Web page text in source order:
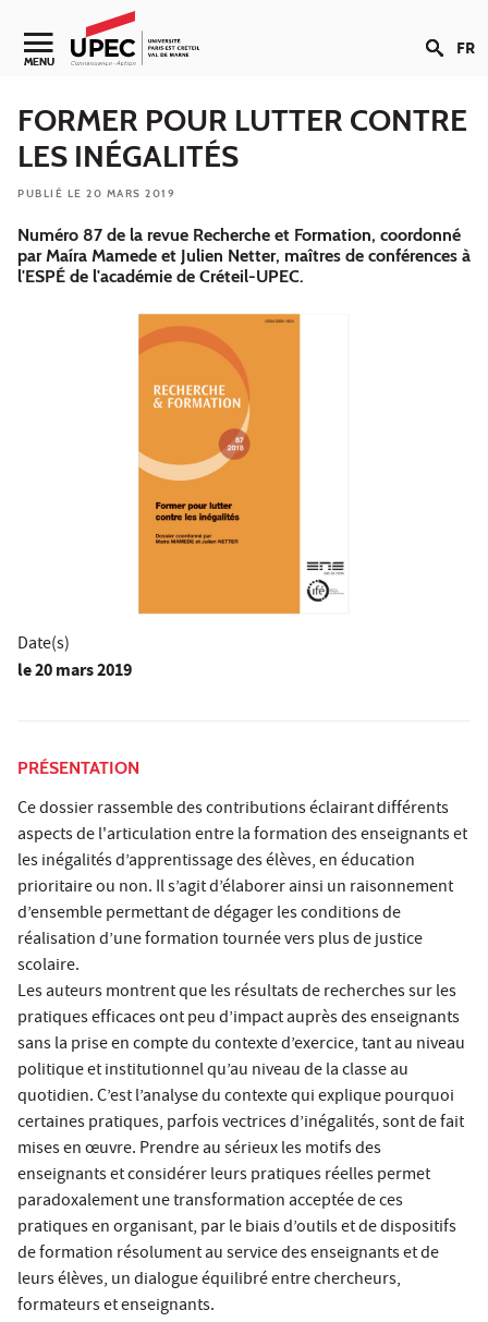
Aller au contenu
Navigation secondaire
MENU FR
FORMER POUR LUTTER CONTRE
LES INÉGALITÉS
PUBLIÉ LE 20 MARS 2019
Numéro 87 de la revue Recherche et Formation, coordonné
par Maíra Mamede et Julien Netter, maîtres de conférences à
l'ESPÉ de l'académie de Créteil-UPEC.
Date(s)
le20 mars 2019
PRÉSENTATION
Ce dossier rassemble des contributions éclairant différents
aspects de l'articulation entre la formation des enseignants et
les inégalités d’apprentissage des élèves, en éducation
prioritaire ou non. Il s’agit d’élaborer ainsi un raisonnement
d’ensemble permettant de dégager les conditions de
réalisation d’une formation tournée vers plus de justice
scolaire.
Les auteurs montrent que les résultats de recherches sur les
pratiques efficaces ont peu d’impact auprès des enseignants
sans la prise en compte du contexte d’exercice, tant au niveau
politique et institutionnel qu’au niveau de la classe au
quotidien. C’est l’analyse du contexte qui explique pourquoi
certaines pratiques, parfois vectrices d’inégalités, sont de fait
mises en œuvre. Prendre au sérieux les motifs des
enseignants et considérer leurs pratiques réelles permet
paradoxalement une transformation acceptée de ces
pratiques en organisant, par le biais d’outils et de dispositifs
de formation résolument au service des enseignants et de
leurs élèves, un dialogue équilibré entre chercheurs,
formateurs et enseignants.